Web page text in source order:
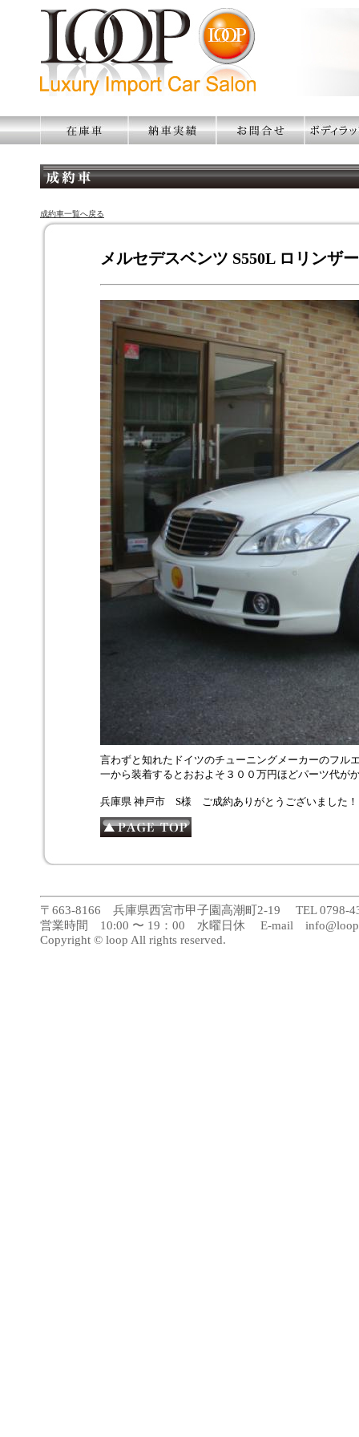
成約車一覧へ戻る
メルセデスベンツ S550L ロリンザ
言わずと知れたドイツのチューニングメーカーのフル
一から装着するとおおよそ３００万円ほどパーツ代
兵庫県 神戸市 S様 ご成約ありがとうございました！
〒663-8166 兵庫県西宮市甲子園高潮町2-19 TEL 0798-
営業時間 10:00 〜 19：00 水曜日休 E-mail
Copyright © loop All rights reserved.